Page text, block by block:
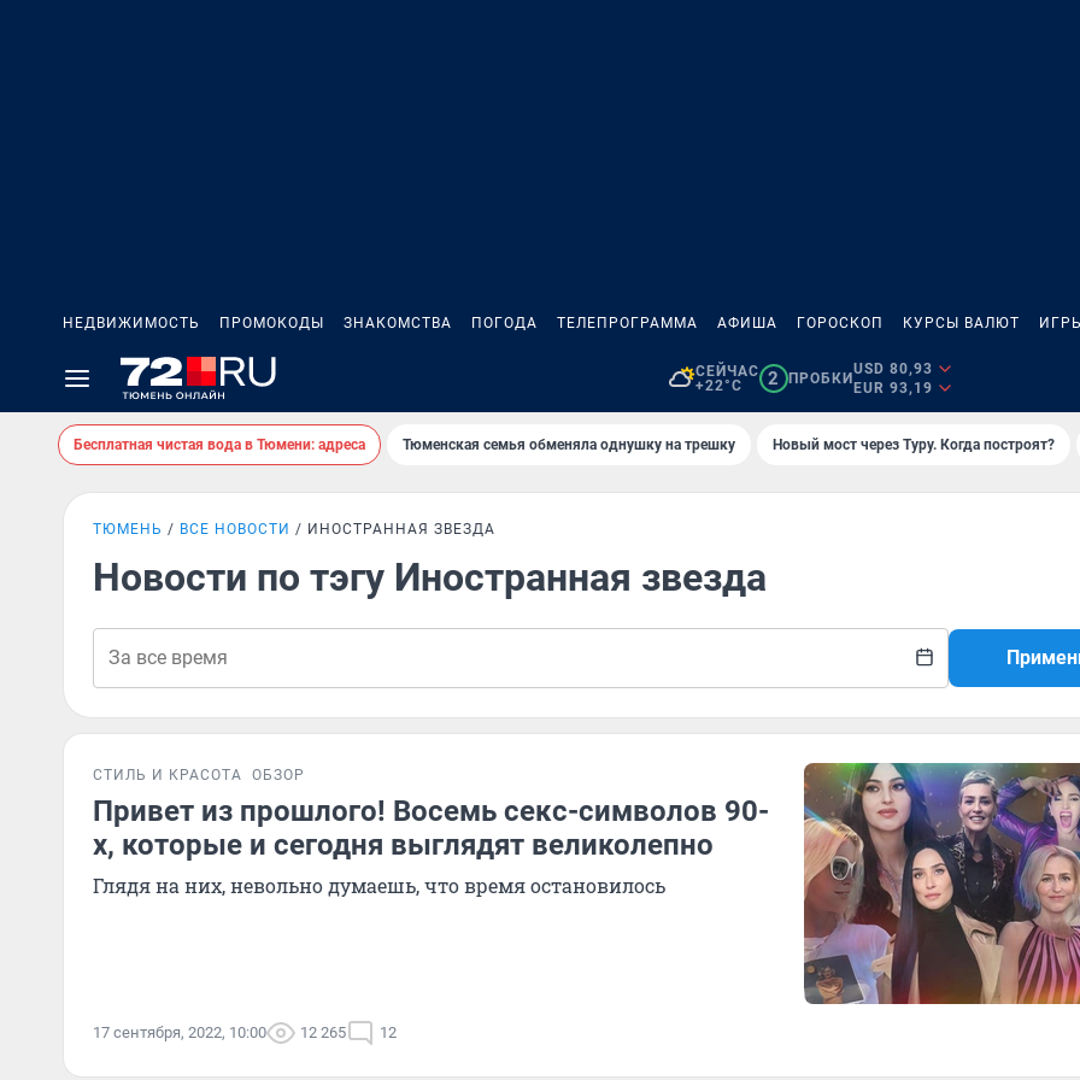
НЕДВИЖИМОСТЬ ПРОМОКОДЫ ЗНАКОМСТВА ПОГОДА ТЕЛЕПРОГРАММА АФИША ГОРОСКОП КУРСЫ ВАЛЮТ
СЕЙЧАС
+22°C
2 ПРОБКИ
USD 80,93
EUR 93,19
Бесплатная чистая вода в Тюмени: адреса Тюменская семья обменяла однушку на трешку Новый мост через Туру. Когда построят?
ТЮМЕНЬ ВСЕ НОВОСТИ ИНОСТРАННАЯ ЗВЕЗДА
Новости по тэгу Иностранная звезда
СТИЛЬ И КРАСОТА ОБЗОР
Привет из прошлого! Восемь секс-символов 90-
х, которые и сегодня выглядят великолепно
Глядя на них, невольно думаешь, что время остановилось
17 сентября, 2022, 10:00 12 265 12